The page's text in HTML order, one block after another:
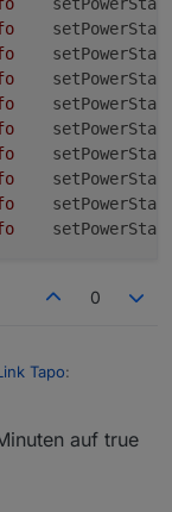
0
Tapo:
oder
auf true